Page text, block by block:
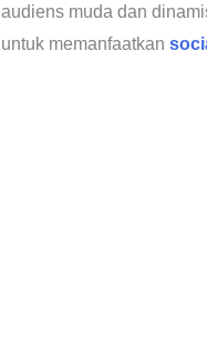
audiens muda dan
untuk memanfaatkan